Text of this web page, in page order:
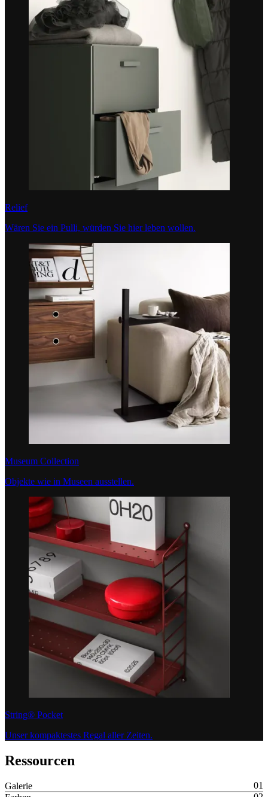
Relief
Wären Sie ein Pulli, würden Sie hier leben wollen.
Museum Collection
Objekte wie in Museen ausstellen.
String® Pocket
Unser kompaktestes Regal aller Zeiten.
Ressourcen
Galerie